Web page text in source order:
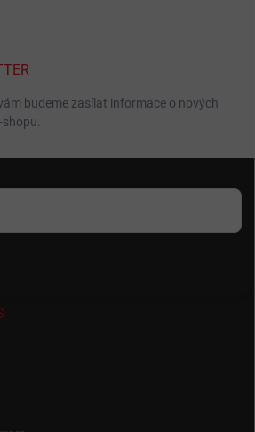
budeme zasílat informace o nových